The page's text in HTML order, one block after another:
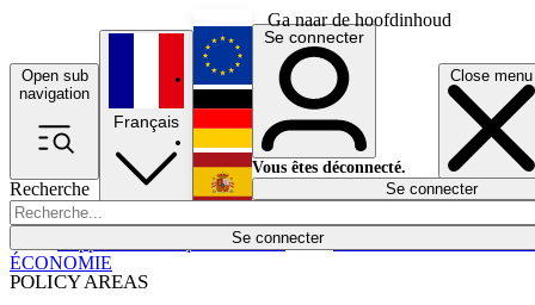
Ga naar de hoofdinhoud
Open sub
navigation
Close menu
Recherche
Se connecter
POLICY AREAS
Économie
Français
English
Deutsch
Español
Se connecter
Vous êtes déconnecté.
Se connecter
ÉCONOMIE